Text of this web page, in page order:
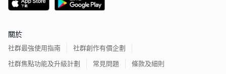
關於
社群最強使用指南
社群創作有價企劃
社群焦點功能及升級計劃
常見問題 條款及細則